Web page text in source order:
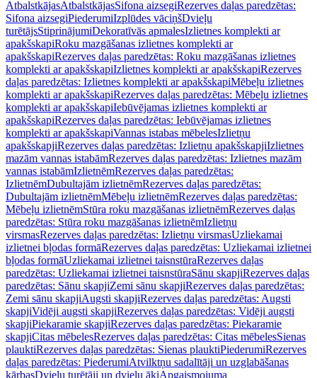
AtbalstkājasAtbalstkājasSifona aizsegiRezerves daļas paredzētas:
Sifona aizsegiPiederumiIzplūdes vāciņšDvieļu
turētājsStiprinājumiDekoratīvās apmalesIzlietnes komplekti ar
apakšskapiRoku mazgāšanas izlietnes komplekti ar
apakšskapiRezerves daļas paredzētas: Roku mazgāšanas izlietnes
komplekti ar apakšskapiIzlietnes komplekti ar apakšskapiRezerves
daļas paredzētas: Izlietnes komplekti ar apakšskapiMēbeļu izlietnes
komplekti ar apakšskapiRezerves daļas paredzētas: Mēbeļu izlietnes
komplekti ar apakšskapiIebūvējamas izlietnes komplekti ar
apakšskapiRezerves daļas paredzētas: Iebūvējamas izlietnes
komplekti ar apakšskapiVannas istabas mēbelesIzlietņu
apakšskapjiRezerves daļas paredzētas: Izlietņu apakšskapjiIzlietnes
mazām vannas istabāmRezerves daļas paredzētas: Izlietnes mazām
vannas istabāmIzlietnēmRezerves daļas paredzētas:
IzlietnēmDubultajām izlietnēmRezerves daļas paredzētas:
Dubultajām izlietnēmMēbeļu izlietnēmRezerves daļas paredzētas:
Mēbeļu izlietnēmStūra roku mazgāšanas izlietnēmRezerves daļas
paredzētas: Stūra roku mazgāšanas izlietnēmIzlietņu
virsmasRezerves daļas paredzētas: Izlietņu virsmasUzliekamai
izlietnei bļodas formāRezerves daļas paredzētas: Uzliekamai izlietnei
bļodas formāUzliekamai izlietnei taisnstūraRezerves daļas
paredzētas: Uzliekamai izlietnei taisnstūraSānu skapjiRezerves daļas
paredzētas: Sānu skapjiZemi sānu skapjiRezerves daļas paredzētas:
Zemi sānu skapjiAugsti skapjiRezerves daļas paredzētas: Augsti
skapjiVidēji augsti skapjiRezerves daļas paredzētas: Vidēji augsti
skapjiPiekaramie skapjiRezerves daļas paredzētas: Piekaramie
skapjiCitas mēbelesRezerves daļas paredzētas: Citas mēbelesSienas
plauktiRezerves daļas paredzētas: Sienas plauktiPiederumiRezerves
daļas paredzētas: PiederumiAtvilktņu sadalītāji un uzglabāšanas
kārbasDvieļu turētāji un dvieļu āķiApgaismojuma